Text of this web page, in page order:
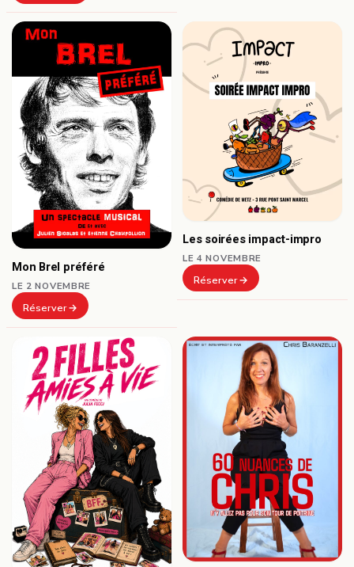
Mon Brel préféré
LE 2 NOVEMBRE
Réserver
Les soirées impact-impro
LE 4 NOVEMBRE
Réserver